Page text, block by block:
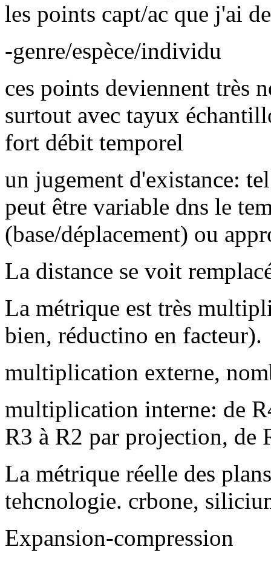
les points capt/ac que j'ai
-genre/espèce/individu
ces points deviennent très
surtout avec tayux
fort débit temporel
un jugement d'existance:
peut être variable dns le
(base/déplacement) ou
La distance se voit
La métrique est très
bien, réductino en facteur).
multiplication externe,
multiplication interne: de
R3 à R2 par projection, de
La métrique réelle des
tehcnologie. crbone,
Expansion-compression